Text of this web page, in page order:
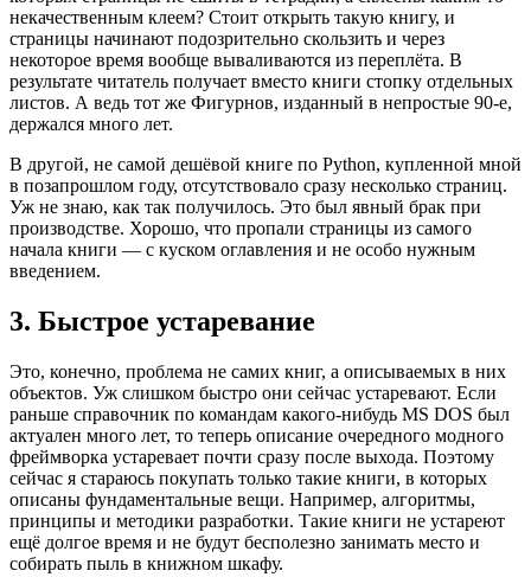
некачественным клеем? Стоит открыть такую книгу, и
страницы начинают подозрительно скользить и через
некоторое время вообще вываливаются из переплёта. В
результате читатель получает вместо книги стопку отдельных
листов. А ведь тот же Фигурнов, изданный в непростые 90-е,
держался много лет.
В другой, не самой дешёвой книге по Python, купленной мной
в позапрошлом году, отсутствовало сразу несколько страниц.
Уж не знаю, как так получилось. Это был явный брак при
производстве. Хорошо, что пропали страницы из самого
начала книги — с куском оглавления и не особо нужным
введением.
3. Быстрое устаревание
Это, конечно, проблема не самих книг, а описываемых в них
объектов. Уж слишком быстро они сейчас устаревают. Если
раньше справочник по командам какого-нибудь MS DOS был
актуален много лет, то теперь описание очередного модного
фреймворка устаревает почти сразу после выхода. Поэтому
сейчас я стараюсь покупать только такие книги, в которых
описаны фундаментальные вещи. Например, алгоритмы,
принципы и методики разработки. Такие книги не устареют
ещё долгое время и не будут бесполезно занимать место и
собирать пыль в книжном шкафу.